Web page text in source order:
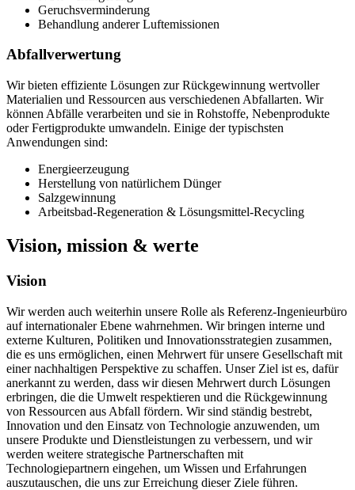
Geruchsverminderung
Behandlung anderer Luftemissionen
Abfallverwertung
Wir bieten effiziente Lösungen zur Rückgewinnung wertvoller
Materialien und Ressourcen aus verschiedenen Abfallarten. Wir
können Abfälle verarbeiten und sie in Rohstoffe, Nebenprodukte
oder Fertigprodukte umwandeln. Einige der typischsten
Anwendungen sind:
Energieerzeugung
Herstellung von natürlichem Dünger
Salzgewinnung
Arbeitsbad-Regeneration & Lösungsmittel-Recycling
Vision, mission & werte
Vision
Wir werden auch weiterhin unsere Rolle als Referenz-Ingenieurbüro
auf internationaler Ebene wahrnehmen. Wir bringen interne und
externe Kulturen, Politiken und Innovationsstrategien zusammen,
die es uns ermöglichen, einen Mehrwert für unsere Gesellschaft mit
einer nachhaltigen Perspektive zu schaffen. Unser Ziel ist es, dafür
anerkannt zu werden, dass wir diesen Mehrwert durch Lösungen
erbringen, die die Umwelt respektieren und die Rückgewinnung
von Ressourcen aus Abfall fördern. Wir sind ständig bestrebt,
Innovation und den Einsatz von Technologie anzuwenden, um
unsere Produkte und Dienstleistungen zu verbessern, und wir
werden weitere strategische Partnerschaften mit
Technologiepartnern eingehen, um Wissen und Erfahrungen
auszutauschen, die uns zur Erreichung dieser Ziele führen.